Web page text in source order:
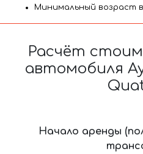
Минимальный возраст
Расчёт
автомобиля
Начало аренды